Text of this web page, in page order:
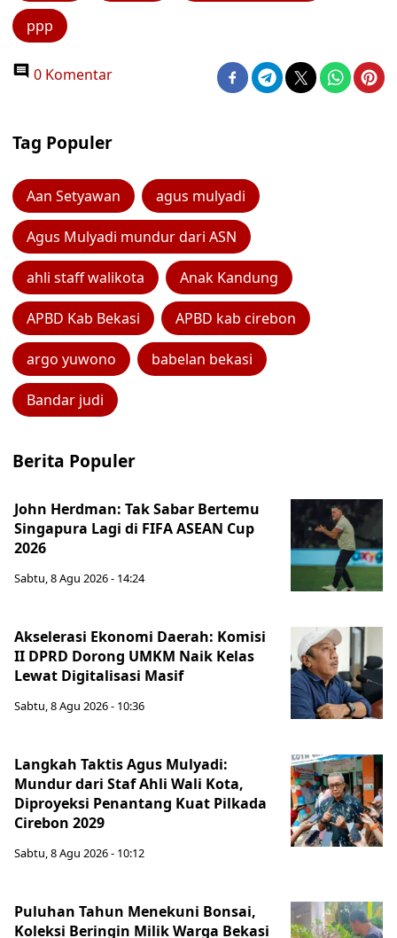
ppp
0 Komentar
Tag Populer
Aan Setyawan agus mulyadi
Agus Mulyadi mundur dari ASN
ahli staff walikota Anak Kandung
APBD Kab Bekasi APBD kab cirebon
argo yuwono babelan bekasi
Bandar judi
Berita Populer
John Herdman: Tak Sabar Bertemu
Singapura Lagi di FIFA ASEAN Cup
2026
Sabtu, 8 Agu 2026 - 14:24
Akselerasi Ekonomi Daerah: Komisi
II DPRD Dorong UMKM Naik Kelas
Lewat Digitalisasi Masif
Sabtu, 8 Agu 2026 - 10:36
Langkah Taktis Agus Mulyadi:
Mundur dari Staf Ahli Wali Kota,
Diproyeksi Penantang Kuat Pilkada
Cirebon 2029
Sabtu, 8 Agu 2026 - 10:12
Puluhan Tahun Menekuni Bonsai,
Koleksi Beringin Milik Warga Bekasi